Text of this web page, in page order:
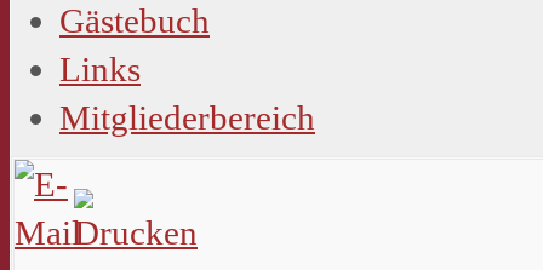
Gästebuch
Links
Mitgliederbereich